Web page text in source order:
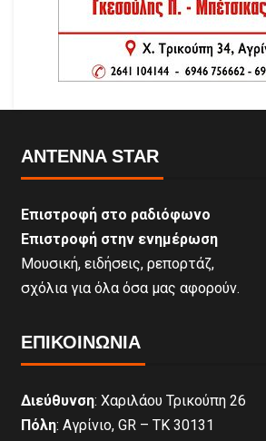
ANTENNA STAR
Επιστροφή στο ραδιόφωνο
Επιστροφή στην ενημέρωση
Μουσική, ειδήσεις, ρεπορτάζ,
σχόλια για όλα όσα μας αφορούν.
ΕΠΙΚΟΙΝΩΝΊΑ
Διεύθυνση: Χαριλάου Τρικούπη 26
Πόλη: Αγρίνιο, GR – ΤΚ 30131